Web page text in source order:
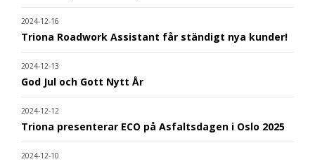
2024-12-16
Triona Roadwork Assistant får ständigt nya kunder!
2024-12-13
God Jul och Gott Nytt År
2024-12-12
Triona presenterar ECO på Asfaltsdagen i Oslo 2025
2024-12-10